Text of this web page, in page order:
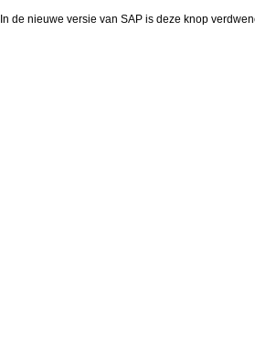
In de nieuwe versie van SAP is deze knop